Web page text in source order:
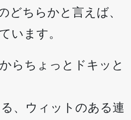
どちらかと言えば、
います。
らちょっとドキッと
、ウィットのある連